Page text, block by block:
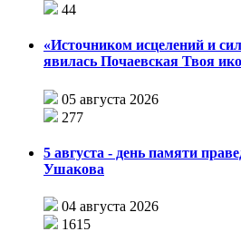
44
«Источником исцелений и
явилась Почаевская Твоя
05 августа 2026
277
5 августа - день памяти
Ушакова
04 августа 2026
1615